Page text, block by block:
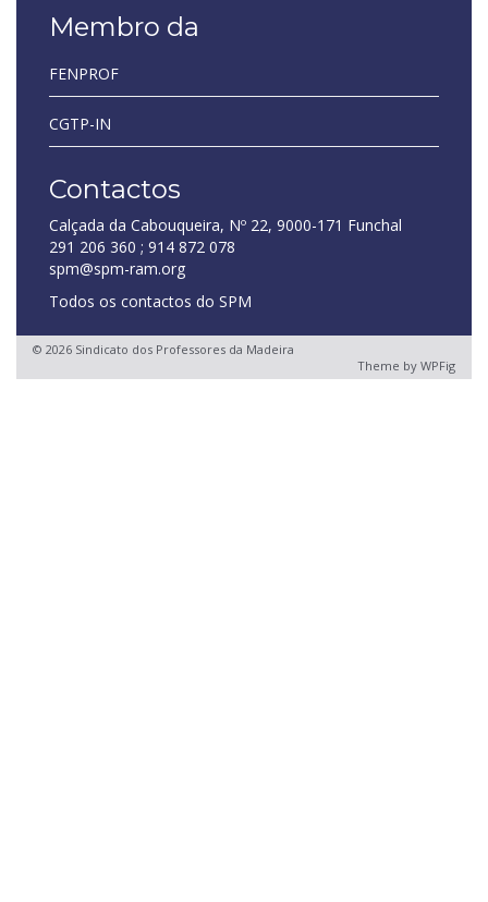
Membro da
FENPROF
CGTP-IN
Contactos
Calçada da Cabouqueira, Nº 22, 9000-171 Funchal
291 206 360 ; 914 872 078
spm@spm-ram.org
Todos os contactos do SPM
© 2026 Sindicato dos Professores da Madeira
Theme by WPFig